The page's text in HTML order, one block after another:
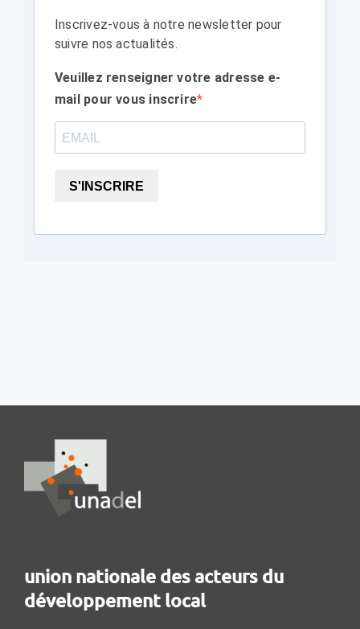
Inscrivez-vous à notre newsletter pour
suivre nos actualités.
Veuillez renseigner votre adresse e-
mail pour vous inscrire
S'INSCRIRE
union nationale des acteurs du
développement local